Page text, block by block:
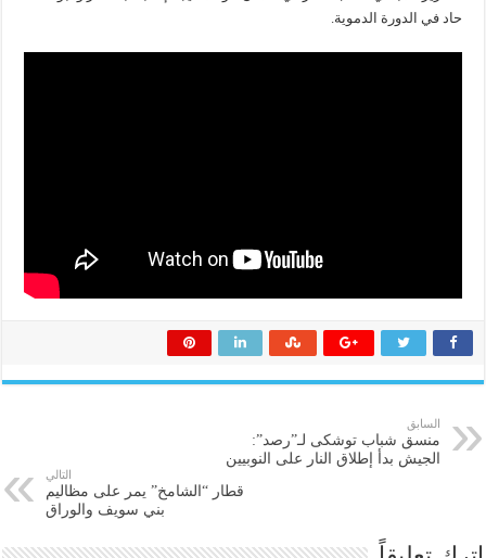
حاد في الدورة الدموية.
السابق
منسق شباب توشكى لـ”رصد”:
الجيش بدأ إطلاق النار على النوبيين
التالي
قطار “الشامخ” يمر على مظاليم
بني سويف والوراق